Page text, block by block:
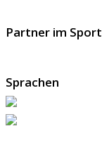
Partner im Sport
Sprachen